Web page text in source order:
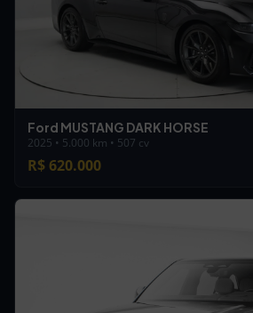
Ford MUSTANG DARK HORSE
2025 • 5.000 km • 507 cv
R$ 620.000